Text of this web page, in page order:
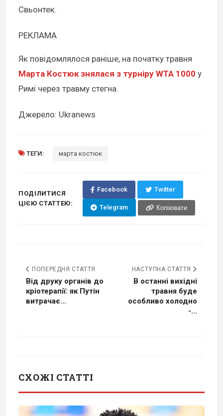
Свьонтек.
РЕКЛАМА
Як повідомлялося раніше, на початку травня
Марта Костюк знялася з турніру WTA 1000 у
Римі через травму стегна.
Джерело: Ukranews
ТЕГИ: марта костюк
ПОДІЛИТИСЯ
ЦІЄЮ СТАТТЕЮ:
Facebook Twitter
Telegram Копіювати
ПОПЕРЕДНЯ СТАТТЯ
Від друку органів до
кріотерапії: як Путін
витрачає...
НАСТУПНА СТАТТЯ
В останні вихідні
травня буде
особливо холодно
-...
СХОЖІ СТАТТІ